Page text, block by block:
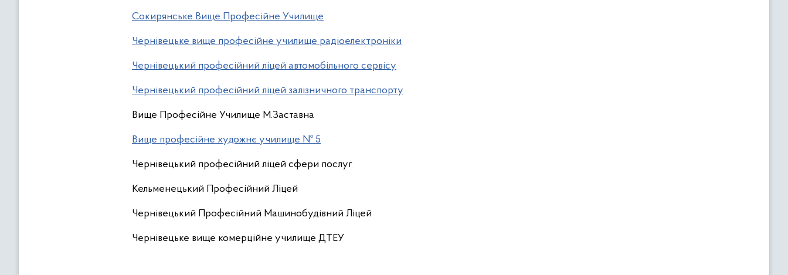
Сокирянське Вище Професійне Училище
Чернівецьке вище професійне училище радіоелектроніки
Чернівецький професійний ліцей автомобільного сервісу
Чернівецький професійний ліцей залізничного транспорту
Вище Професійне Училище М.Заставна
Вище професійне художнє училище № 5
Чернівецький професійний ліцей сфери послуг
Кельменецький Професійний Ліцей
Чернівецький Професійний Машинобудівний Ліцей
Чернівецьке вище комерційне училище ДТЕУ